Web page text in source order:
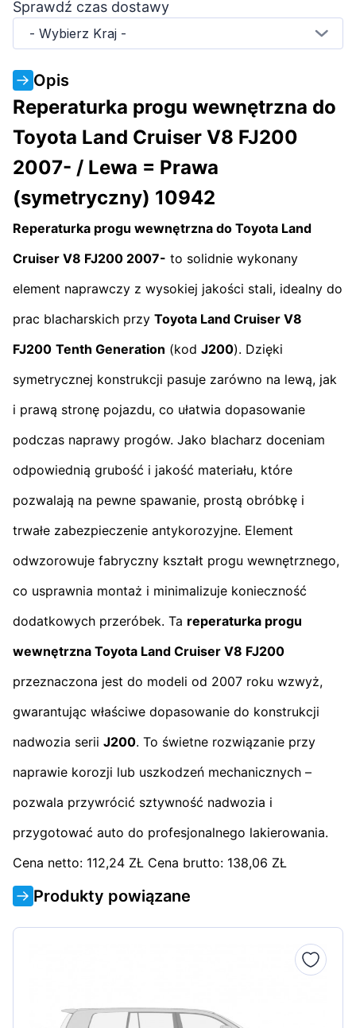
Sprawdź czas dostawy
- Wybierz Kraj -
Opis
Reperaturka progu wewnętrzna do
Toyota Land Cruiser V8 FJ200
2007- / Lewa = Prawa
(symetryczny) 10942
Reperaturka progu wewnętrzna do Toyota Land
Cruiser V8 FJ200 2007- to solidnie wykonany
element naprawczy z wysokiej jakości stali, idealny do
prac blacharskich przy Toyota Land Cruiser V8
FJ200 Tenth Generation (kod J200). Dzięki
symetrycznej konstrukcji pasuje zarówno na lewą, jak
i prawą stronę pojazdu, co ułatwia dopasowanie
podczas naprawy progów. Jako blacharz doceniam
odpowiednią grubość i jakość materiału, które
pozwalają na pewne spawanie, prostą obróbkę i
trwałe zabezpieczenie antykorozyjne. Element
odwzorowuje fabryczny kształt progu wewnętrznego,
co usprawnia montaż i minimalizuje konieczność
dodatkowych przeróbek. Ta reperaturka progu
wewnętrzna Toyota Land Cruiser V8 FJ200
przeznaczona jest do modeli od 2007 roku wzwyż,
gwarantując właściwe dopasowanie do konstrukcji
nadwozia serii J200. To świetne rozwiązanie przy
naprawie korozji lub uszkodzeń mechanicznych –
pozwala przywrócić sztywność nadwozia i
przygotować auto do profesjonalnego lakierowania.
Cena netto: 112,24 ZŁ Cena brutto: 138,06 ZŁ
Produkty powiązane